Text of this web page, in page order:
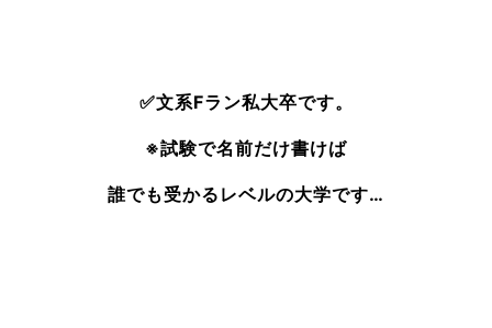
✅文系Fラン私大卒です。
※試験で名前だけ書けば
誰でも受かるレベルの大学です…